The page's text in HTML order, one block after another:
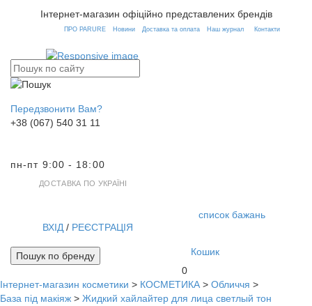
Інтернет-магазин офіційно представлених брендів
ПРО PARURE Новини Доставка та оплата Наш журнал Контакти
Передзвонити Вам?
+38 (067) 540 31 11
пн-пт 9:00 - 18:00
ДОСТАВКА ПО УКРАЇНІ
список бажань
ВХІД / РЕЄСТРАЦІЯ
Кошик
0
Пошук по бренду
Інтернет-магазин косметики > КОСМЕТИКА > Обличчя >
База під макіяж > Жидкий хайлайтер для лица светлый тон